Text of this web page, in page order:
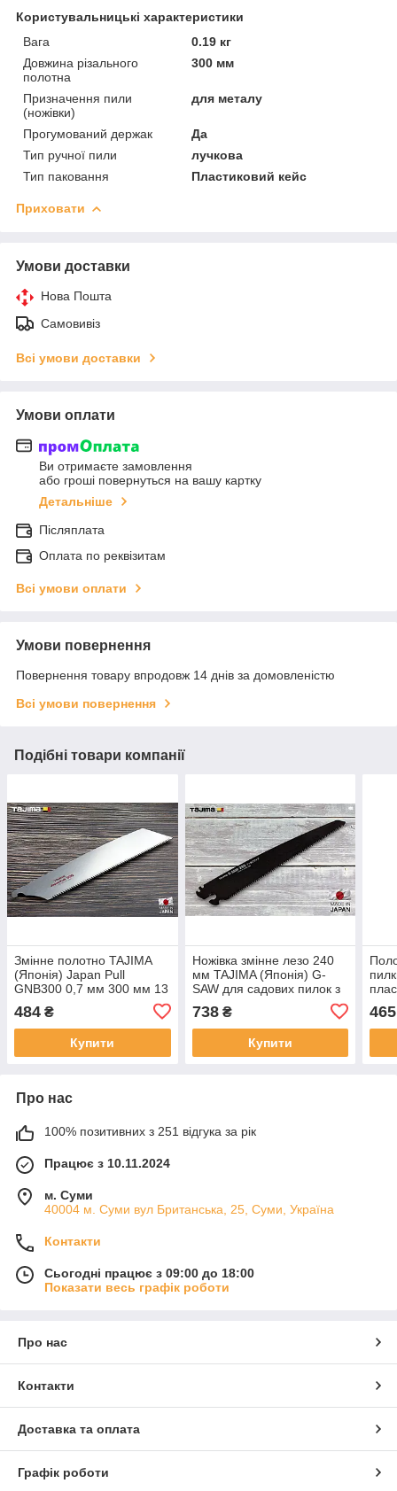
Користувальницькі характеристики
Вага
0.19 кг
Довжина різального
полотна
300 мм
Призначення пили
(ножівки)
для металу
Прогумований держак
Да
Тип ручної пили
лучкова
Тип паковання
Пластиковий кейс
Приховати
Умови доставки
Нова Пошта
Самовивіз
Всі умови доставки
Умови оплати
Ви отримаєте замовлення
або гроші повернуться на вашу картку
Детальніше
Післяплата
Оплата по реквізитам
Всі умови оплати
Умови повернення
Повернення товару впродовж 14 днів за домовленістю
Всі умови повернення
Подібні товари компанії
Змінне полотно TAJIMA
(Японія) Japan Pull
GNB300 0,7 мм 300 мм 13
484 ₴
Купити
Ножівка змінне лезо 240
мм TAJIMA (Японія) G-
SAW для садових пилок з
покриттям 0,7 мм 9 TPI
738₴
Купити
мм
465
Про нас
100% позитивних з 251 відгука за рік
Працює з 10.11.2024
м. Суми
40004 м. Суми вул Британська, 25, Суми, Україна
Контакти
Сьогодні працює з 09:00 до 18:00
Показати весь графік роботи
Про нас
Контакти
Доставка та оплата
Графік роботи